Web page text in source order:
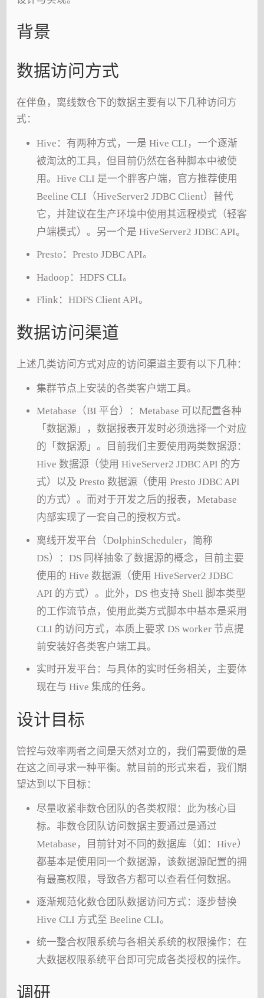
背景
数据访问方式
在伴鱼，离线数仓下的数据主要有以下几种访问方
式：
Hive：有两种方式，一是 Hive CLI，一个逐渐
被淘汰的工具，但目前仍然在各种脚本中被使
用。Hive CLI 是一个胖客户端，官方推荐使用
Beeline CLI（HiveServer2 JDBC Client）替代
它，并建议在生产环境中使用其远程模式（轻客
户端模式）。另一个是 HiveServer2 JDBC API。
Presto：Presto JDBC API。
Hadoop：HDFS CLI。
Flink：HDFS Client API。
数据访问渠道
上述几类访问方式对应的访问渠道主要有以下几种：
集群节点上安装的各类客户端工具。
Metabase（BI 平台）：Metabase 可以配置各种
「数据源」，数据报表开发时必须选择一个对应
的「数据源」。目前我们主要使用两类数据源：
Hive 数据源（使用 HiveServer2 JDBC API 的方
式）以及 Presto 数据源（使用 Presto JDBC API
的方式）。而对于开发之后的报表，Metabase
内部实现了一套自己的授权方式。
离线开发平台（DolphinScheduler，简称
DS）：DS 同样抽象了数据源的概念，目前主要
使用的 Hive 数据源（使用 HiveServer2 JDBC
API 的方式）。此外，DS 也支持 Shell 脚本类型
的工作流节点，使用此类方式脚本中基本是采用
CLI 的访问方式，本质上要求 DS worker 节点提
前安装好各类客户端工具。
实时开发平台：与具体的实时任务相关，主要体
现在与 Hive 集成的任务。
设计目标
管控与效率两者之间是天然对立的，我们需要做的是
在这之间寻求一种平衡。就目前的形式来看，我们期
望达到以下目标：
尽量收紧非数仓团队的各类权限：此为核心目
标。非数仓团队访问数据主要通过是通过
Metabase，目前针对不同的数据库（如：Hive）
都基本是使用同一个数据源，该数据源配置的拥
有最高权限，导致各方都可以查看任何数据。
逐渐规范化数仓团队数据访问方式：逐步替换
Hive CLI 方式至 Beeline CLI。
统一整合权限系统与各相关系统的权限操作：在
大数据权限系统平台即可完成各类授权的操作。
调研